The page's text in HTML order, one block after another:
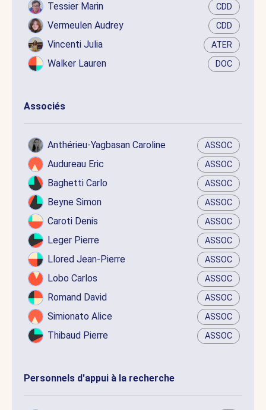
Tessier Marin CDD
Vermeulen Audrey CDD
Vincenti Julia ATER
Walker Lauren DOC
Associés
Anthérieu-Yagbasan Caroline ASSOC
Audureau Eric ASSOC
Baghetti Carlo ASSOC
Beyne Simon ASSOC
Caroti Denis ASSOC
Leger Pierre ASSOC
Llored Jean-Pierre ASSOC
Lobo Carlos ASSOC
Romand David ASSOC
Simionato Alice ASSOC
Thibaud Pierre ASSOC
Personnels d'appui à la recherche